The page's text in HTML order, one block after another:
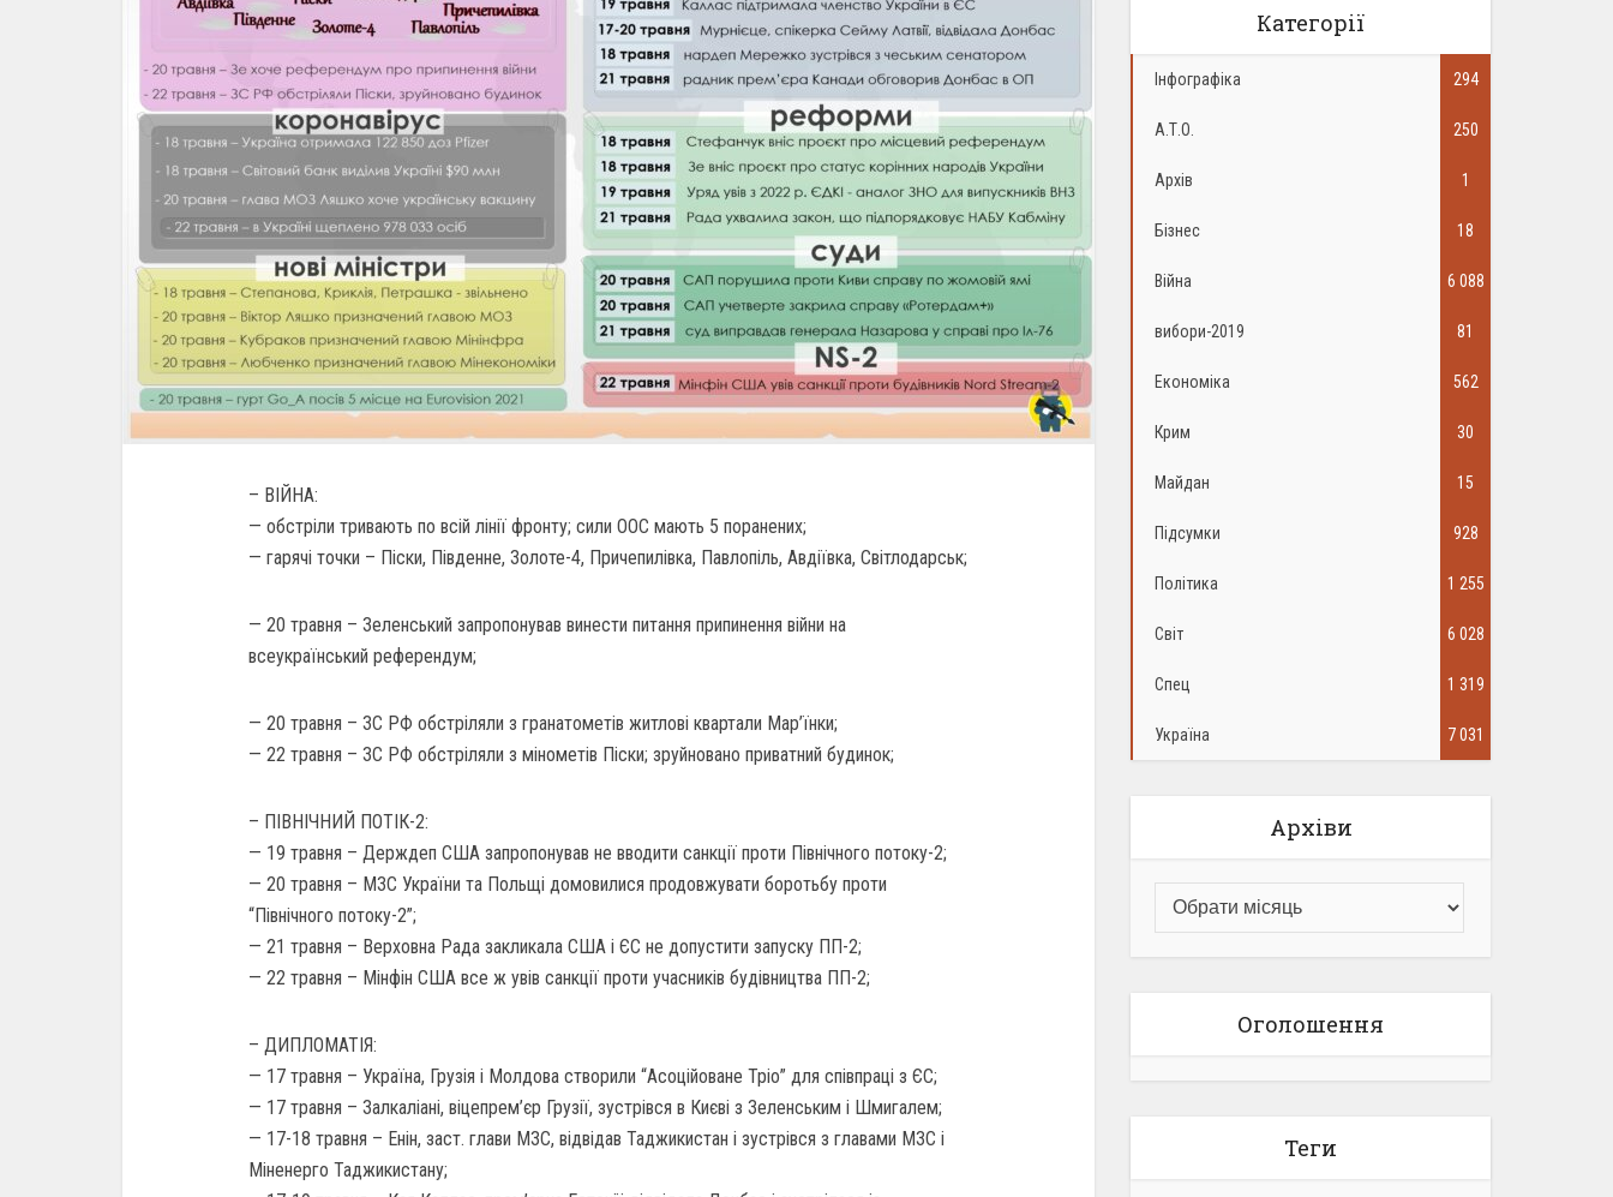
– ВІЙНА:
— обстріли тривають по всій лінії фронту; сили ООС мають 5 поранених;
— гарячі точки – Піски, Південне, Золоте-4, Причепилівка, Павлопіль, Авдіївка, Світлодарськ;
— 20 травня – Зеленський запропонував винести питання припинення війни на
всеукраїнський референдум;
— 20 травня – ЗС РФ обстріляли з гранатометів житлові квартали Мар’їнки;
— 22 травня – ЗС РФ обстріляли з мінометів Піски; зруйновано приватний будинок;
– ПІВНІЧНИЙ ПОТІК-2:
— 19 травня – Держдеп США запропонував не вводити санкції проти Північного потоку-2;
— 20 травня – МЗС України та Польщі домовилися продовжувати боротьбу проти
“Північного потоку-2”;
— 21 травня – Верховна Рада закликала США і ЄС не допустити запуску ПП-2;
— 22 травня – Мінфін США все ж увів санкції проти учасників будівництва ПП-2;
– ДИПЛОМАТІЯ:
— 17 травня – Україна, Грузія і Молдова створили “Асоційоване Тріо” для співпраці з ЄС;
— 17 травня – Залкаліані, віцепрем’єр Грузії, зустрівся в Києві з Зеленським і Шмигалем;
— 17-18 травня – Енін, заст. глави МЗС, відвідав Таджикистан і зустрівся з главами МЗС і
Міненерго Таджикистану;
Категорії
Інфографіка 294
А.Т.О. 250
Архів 1
Бізнес 18
Війна 6 088
вибори-2019 81
Економіка 562
Крим 30
Майдан 15
Підсумки 928
Політика 1 255
Світ 6 028
Спец 1 319
Україна 7 031
Архіви
Оголошення
Теги